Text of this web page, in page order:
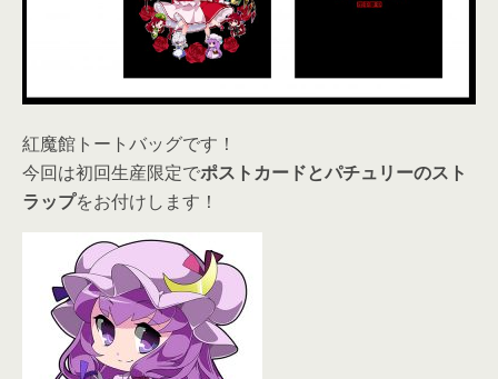
紅魔館トートバッグです！
今回は初回生産限定でポストカードとパチュリーのスト
ラップをお付けします！